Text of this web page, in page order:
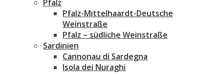
Pfalz
Pfalz-Mittelhaardt-Deutsche
Weinstraße
Pfalz – südliche Weinstraße
Sardinien
Cannonau di Sardegna
Isola dei Nuraghi